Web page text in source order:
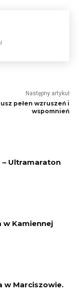
Następny artykuł
pełen wzruszeń i
wspomnień
– Ultramaraton
w Kamiennej
w Marciszowie.